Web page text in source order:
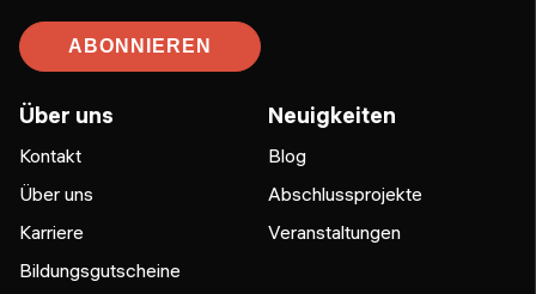
ABONNIEREN
Über uns
Kontakt
Über uns
Karriere
Bildungsgutscheine
Neuigkeiten
Blog
Abschlussprojekte
Veranstaltungen